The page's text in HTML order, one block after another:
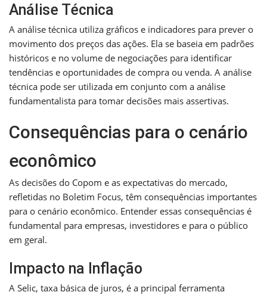
Análise Técnica
A análise técnica utiliza gráficos e indicadores para prever o
movimento dos preços das ações. Ela se baseia em padrões
históricos e no volume de negociações para identificar
tendências e oportunidades de compra ou venda. A análise
técnica pode ser utilizada em conjunto com a análise
fundamentalista para tomar decisões mais assertivas.
Consequências para o cenário
econômico
As decisões do Copom e as expectativas do mercado,
refletidas no Boletim Focus, têm consequências importantes
para o cenário econômico. Entender essas consequências é
fundamental para empresas, investidores e para o público
em geral.
Impacto na Inflação
A Selic, taxa básica de juros, é a principal ferramenta